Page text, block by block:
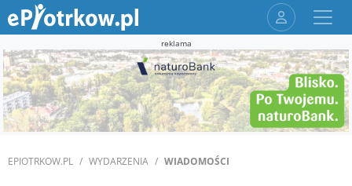
reklama
EPIOTRKOW.PL WYDARZENIA WIADOMOŚCI